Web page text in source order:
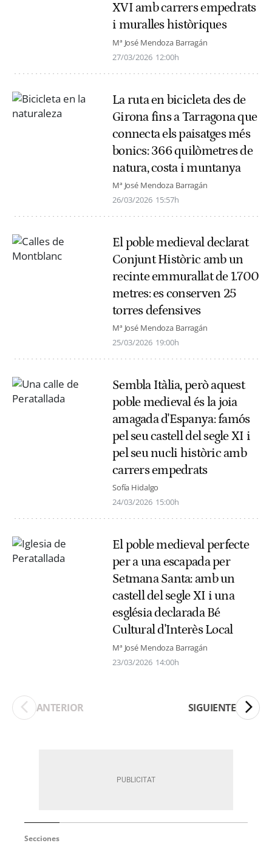
XVI amb carrers empedrats
i muralles històriques
Mª José Mendoza Barragán
27/03/2026 12:00h
La ruta en bicicleta des de
Girona fins a Tarragona que
connecta els paisatges més
bonics: 366 quilòmetres de
natura, costa i muntanya
Mª José Mendoza Barragán
26/03/2026 15:57h
El poble medieval declarat
Conjunt Històric amb un
recinte emmurallat de 1.700
metres: es conserven 25
torres defensives
Mª José Mendoza Barragán
25/03/2026 19:00h
Sembla Itàlia, però aquest
poble medieval és la joia
amagada d'Espanya: famós
pel seu castell del segle XI i
pel seu nucli històric amb
carrers empedrats
Sofía Hidalgo
24/03/2026 15:00h
El poble medieval perfecte
per a una escapada per
Setmana Santa: amb un
castell del segle XI i una
església declarada Bé
Cultural d'Interès Local
Mª José Mendoza Barragán
23/03/2026 14:00h
ANTERIOR SIGUIENTE
Secciones